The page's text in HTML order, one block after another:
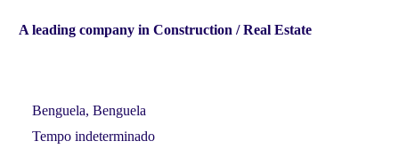
A leading company in Construction / Real Estate
Benguela, Benguela
Tempo indeterminado